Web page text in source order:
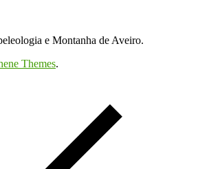
e Montanha de Aveiro.
Themes.